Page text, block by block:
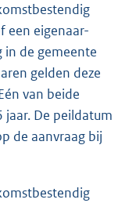
een eigenaar-
in de gemeente
gelden deze
van beide
jaar. De peildatum
de aanvraag bij